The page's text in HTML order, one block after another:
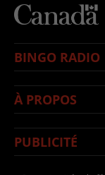
BINGO RADIO
À PROPOS
PUBLICITÉ